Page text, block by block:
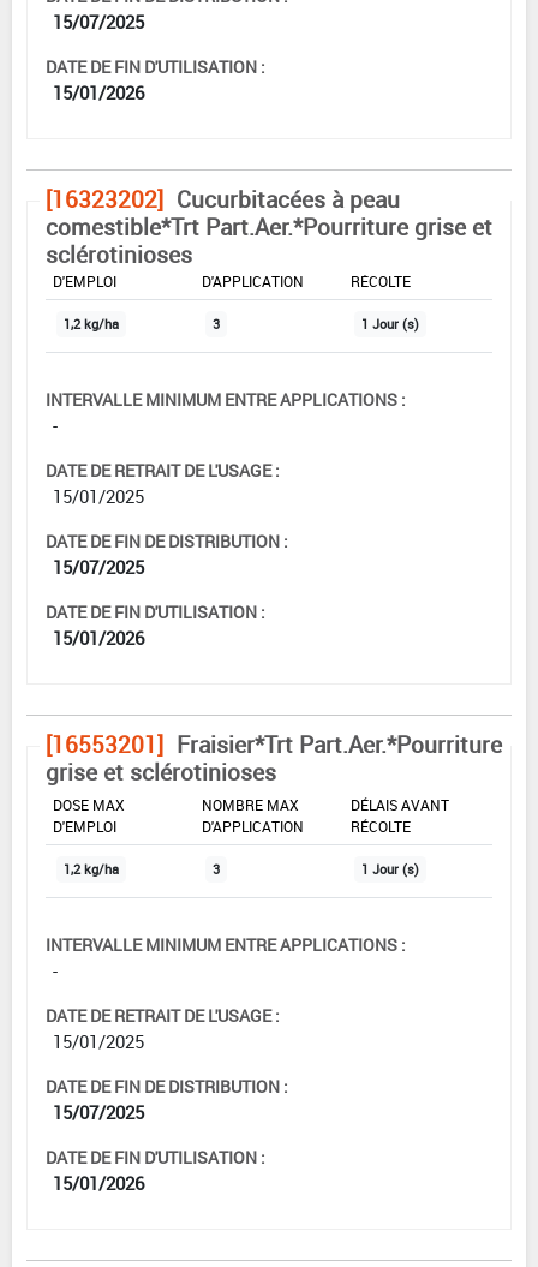
15/07/2025
DATE DE FIN D'UTILISATION :
15/01/2026
[16323202] Cucurbitacées à peau
comestible*Trt Part.Aer.*Pourriture grise et
sclérotinioses
DOSE MAX
D'EMPLOI
D'APPLICATION
RÉCOLTE
1,2 kg/ha 3 1 Jour (s)
INTERVALLE MINIMUM ENTRE APPLICATIONS :
-
DATE DE RETRAIT DE L'USAGE :
15/01/2025
DATE DE FIN DE DISTRIBUTION :
15/07/2025
DATE DE FIN D'UTILISATION :
15/01/2026
[16553201] Fraisier*Trt Part.Aer.*Pourriture
grise et sclérotinioses
DOSE MAX
D'EMPLOI
NOMBRE MAX
D'APPLICATION
DÉLAIS AVANT
RÉCOLTE
1,2 kg/ha 3 1 Jour (s)
INTERVALLE MINIMUM ENTRE APPLICATIONS :
-
DATE DE RETRAIT DE L'USAGE :
15/01/2025
DATE DE FIN DE DISTRIBUTION :
15/07/2025
DATE DE FIN D'UTILISATION :
15/01/2026